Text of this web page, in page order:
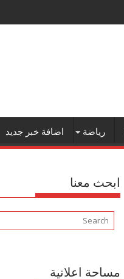
رياضة اضافة خبر جديد
ابحث معنا
مساحة اعلانية